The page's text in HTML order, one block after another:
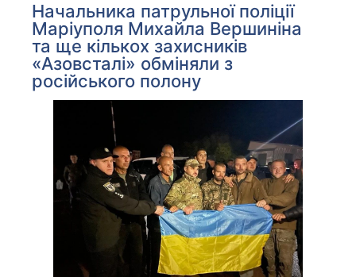
Начальника патрульної поліції
Маріуполя Михайла Вершиніна
та ще кількох захисників
«Азовсталі» обміняли з
російського полону